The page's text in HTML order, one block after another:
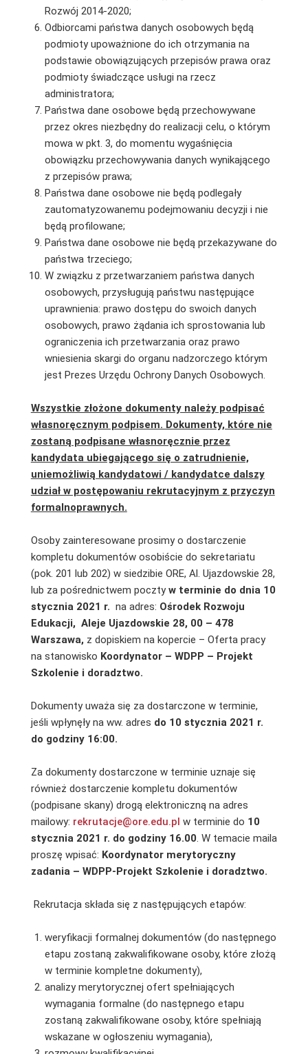
Rozwój 2014-2020;
Odbiorcami państwa danych osobowych będą
podmioty upoważnione do ich otrzymania na
podstawie obowiązujących przepisów prawa oraz
podmioty świadczące usługi na rzecz
administratora;
Państwa dane osobowe będą przechowywane
przez okres niezbędny do realizacji celu, o którym
mowa w pkt. 3, do momentu wygaśnięcia
obowiązku przechowywania danych wynikającego
z przepisów prawa;
Państwa dane osobowe nie będą podlegały
zautomatyzowanemu podejmowaniu decyzji i nie
będą profilowane;
Państwa dane osobowe nie będą przekazywane do
państwa trzeciego;
W związku z przetwarzaniem państwa danych
osobowych, przysługują państwu następujące
uprawnienia: prawo dostępu do swoich danych
osobowych, prawo żądania ich sprostowania lub
ograniczenia ich przetwarzania oraz prawo
wniesienia skargi do organu nadzorczego którym
jest Prezes Urzędu Ochrony Danych Osobowych.
Wszystkie złożone dokumenty należy podpisać
własnoręcznym podpisem. Dokumenty, które nie
zostaną podpisane własnoręcznie przez
kandydata ubiegającego się o zatrudnienie,
uniemożliwią kandydatowi / kandydatce dalszy
udział w postępowaniu rekrutacyjnym z przyczyn
formalnoprawnych.
Osoby zainteresowane prosimy o dostarczenie
kompletu dokumentów osobiście do sekretariatu
(pok. 201 lub 202) w siedzibie ORE, Al. Ujazdowskie 28,
lub za pośrednictwem pocztyw terminie do dnia 10
stycznia 2021 r. na adres: Ośrodek Rozwoju
Edukacji, Aleje Ujazdowskie 28, 00 – 478
Warszawa, z dopiskiem na kopercie – Oferta pracy
na stanowisko Koordynator – WDPP – Projekt
Szkolenie i doradztwo.
Dokumenty uważa się za dostarczone w terminie,
jeśli wpłynęły na ww. adres do 10 stycznia 2021 r.
do godziny 16:00.
Za dokumenty dostarczone w terminie uznaje się
również dostarczenie kompletu dokumentów
(podpisane skany) drogą elektroniczną na adres
mailowy: rekrutacje@ore.edu.pl w terminie do 10
stycznia 2021 r. do godziny 16.00. W temacie maila
proszę wpisać: Koordynator merytoryczny
zadania – WDPP-Projekt Szkolenie i doradztwo.
Rekrutacja składa się z następujących etapów:
weryfikacji formalnej dokumentów (do następnego
etapu zostaną zakwalifikowane osoby, które złożą
w terminie kompletne dokumenty),
analizy merytorycznej ofert spełniających
wymagania formalne (do następnego etapu
zostaną zakwalifikowane osoby, które spełniają
wskazane w ogłoszeniu wymagania),